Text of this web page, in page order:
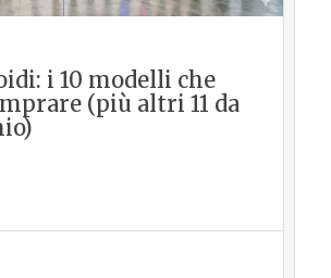
i 10 modelli che
(più altri 11 da